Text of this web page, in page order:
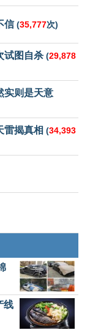
信(35,777次)
试图自杀 (29,878
实则是天意
雷揭真相 (34,393
线